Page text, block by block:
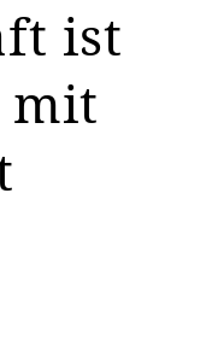
ist
mit